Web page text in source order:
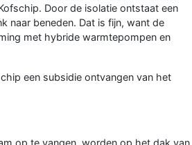
Door de isolatie ontstaat een
naar beneden. Dat is fijn, want de
met hybride warmtepompen en
een subsidie ontvangen van het
op te vangen, worden op het dak van